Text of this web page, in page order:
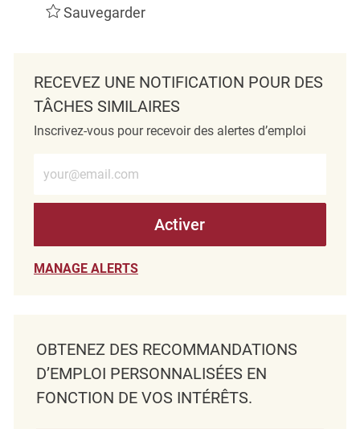
Sauvegarder
RECEVEZ UNE NOTIFICATION POUR DES
TÂCHES SIMILAIRES
Inscrivez-vous pour recevoir des alertes d’emploi
Activer
MANAGE ALERTS
OBTENEZ DES RECOMMANDATIONS
D’EMPLOI PERSONNALISÉES EN
FONCTION DE VOS INTÉRÊTS.